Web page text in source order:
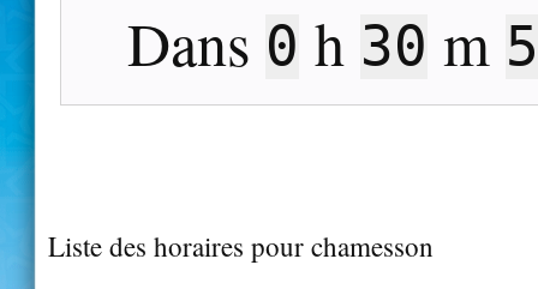
Dans 0 h 30 m
Liste des horaires pour chamesson